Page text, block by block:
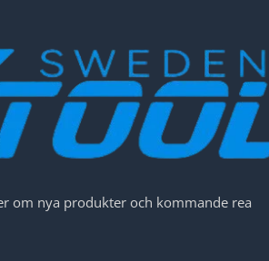
om nya produkter och kommande rea